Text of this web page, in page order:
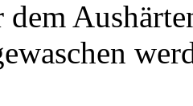
dem